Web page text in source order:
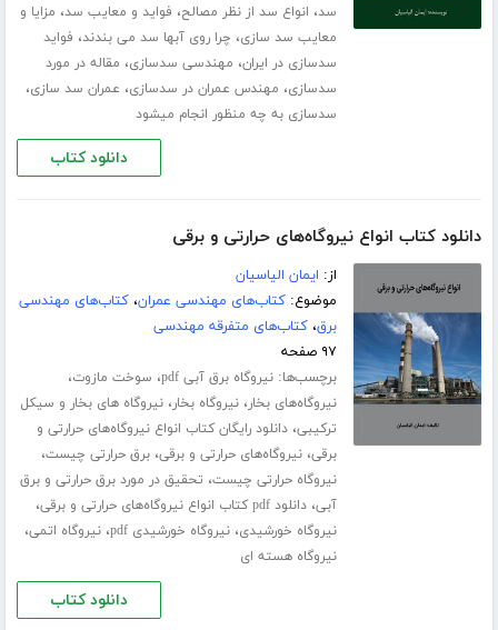
سد، انواع سد از نظر مصالح، فواید و معایب سد، مزایا و
معایب سد سازی، چرا روی آبها سد می بندند، فواید
سدسازی در ایران، مهندسی سدسازی، مقاله در مورد
سدسازی، مهندس عمران در سدسازی، عمران سد سازی،
سدسازی به چه منظور انجام میشود
دانلود کتاب
دانلود کتاب انواع نیروگاه‌های حرارتی و برقی
از: ایمان الیاسیان
موضوع:کتاب‌های مهندسی عمران،کتاب‌های مهندسی
برق،کتاب‌های متفرقه مهندسی
۹۷ صفحه
برچسب‌ها:نیروگاه برق آبی pdf ، سوخت مازوت،
نیروگاه‌های بخار،نیروگاه بخار،نیروگاه های بخار و سیکل
ترکیبی،دانلود رایگان کتاب انواع نیروگاه‌های حرارتی و
برقی،نیروگاه‌های حرارتی و برقی،برق حرارتی چیست،
نیروگاه حرارتی چیست، تحقیق در مورد برق حرارتی و برق
آبی،دانلود pdf کتاب انواع نیروگاه‌های حرارتی و برقی ،
نیروگاه خورشیدی،نیروگاه خورشیدی pdf ،نیروگاه اتمی،
نیروگاه هسته ای
دانلود کتاب